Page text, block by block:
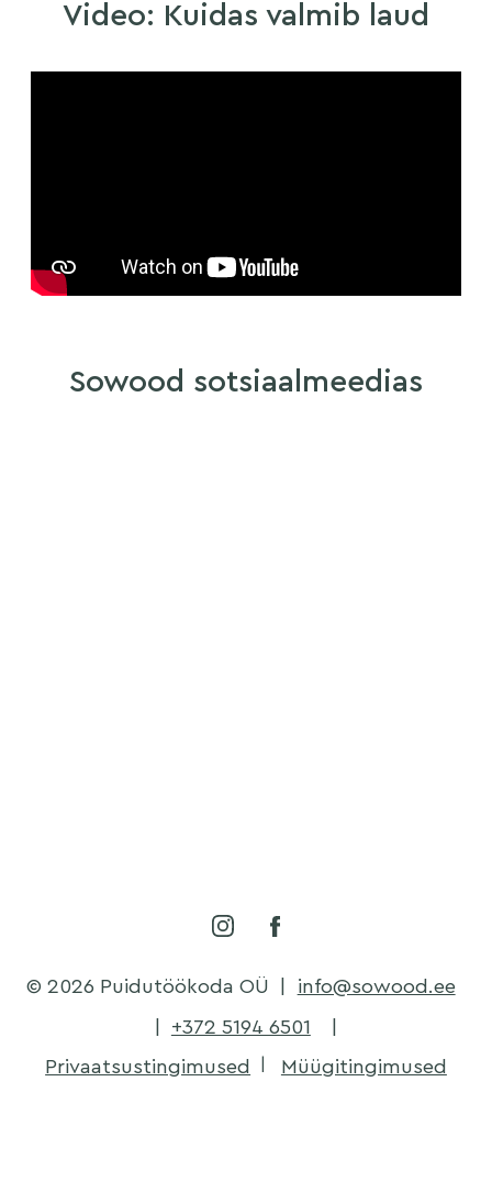
Video: Kuidas valmib laud
Sowood sotsiaalmeedias
© 2026 Puidutöökoda OÜ
info@sowood.ee
+372 5194 6501
Privaatsustingimused
Müügitingimused